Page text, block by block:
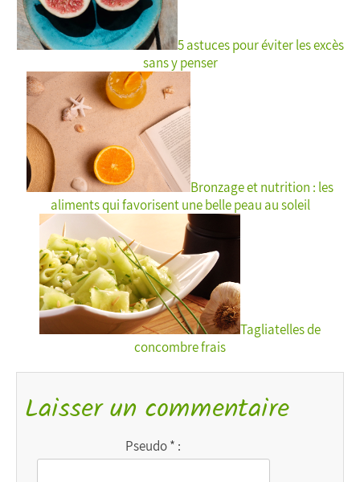
5 astuces pour éviter les excès
sans y penser
Bronzage et nutrition : les
aliments qui favorisent une belle peau au soleil
Tagliatelles de
concombre frais
Laisser un commentaire
Pseudo * :